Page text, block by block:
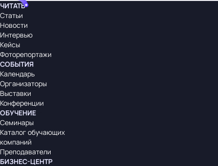
ЧИТАТЬ
Статьи
Новости
Интервью
Кейсы
Фоторепортажи
СОБЫТИЯ
Календарь
Организаторы
Выставки
Конференции
ОБУЧЕНИЕ
Семинары
Каталог обучающих
компаний
Преподаватели
БИЗНЕС-ЦЕНТР